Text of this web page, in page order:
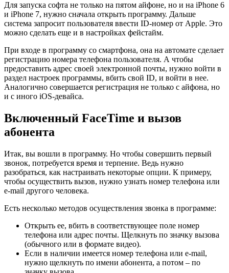
Для запуска софта не только на пятом айфоне, но и на iPhone 6
и iPhone 7, нужно сначала открыть программу. Дальше
система запросит пользователя ввести ID-номер от Apple. Это
можно сделать еще и в настройках фейстайм.
При входе в программу со смартфона, она на автомате сделает
регистрацию номера телефона пользователя. А чтобы
предоставить адрес своей электронной почты, нужно войти в
раздел настроек программы, вбить свой ID, и войти в нее.
Аналогично совершается регистрация не только с айфона, но
и с иного iOS-девайса.
Включенный FaceTime и вызов
абонента
Итак, вы вошли в программу. Но чтобы совершить первый
звонок, потребуется время и терпение. Ведь нужно
разобраться, как настраивать некоторые опции. К примеру,
чтобы осуществить вызов, нужно узнать номер телефона или
e-mail другого человека.
Есть несколько методов осуществления звонка в программе:
Открыть ее, вбить в соответствующее поле номер
телефона или адрес почты. Щелкнуть по значку вызова
(обычного или в формате видео).
Если в наличии имеется номер телефона или e-mail,
нужно щелкнуть по имени абонента, а потом – по